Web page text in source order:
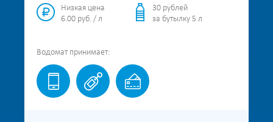
Низкая цена
6.00 руб. / л
30 рублей
за бутылку 5 л
Водомат принимает: